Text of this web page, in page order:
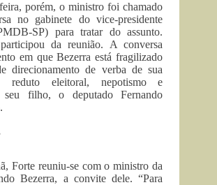
porém, o ministro foi chamado
no gabinete do vice-presidente
SP) para tratar do assunto.
da reunião. A conversa
em que Bezerra está fragilizado
direcionamento de verba de sua
reduto eleitoral, nepotismo e
seu filho, o deputado Fernando
Forte reuniu-se com o ministro da
Bezerra, a convite dele. “Para